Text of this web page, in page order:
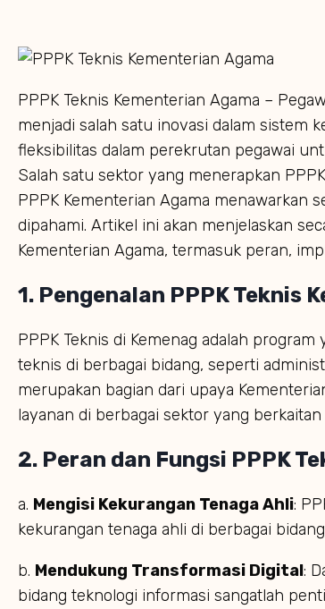
PPPK Teknis Kementerian Agama –
menjadi salah satu inovasi dalam sistem
fleksibilitas dalam perekrutan pegawai
Salah satu sektor yang menerapkan
PPPK Kementerian Agama menawarkan
dipahami. Artikel ini akan menjelaskan
Kementerian Agama, termasuk peran,
1. Pengenalan PPPK Teknis
PPPK Teknis di Kemenag adalah
teknis di berbagai bidang, seperti
merupakan bagian dari upaya
layanan di berbagai sektor yang
2. Peran dan Fungsi PPPK
a. Mengisi Kekurangan Tenaga Ahli:
kekurangan tenaga ahli di berbagai
b. Mendukung Transformasi Digital:
bidang teknologi informasi sangatlah